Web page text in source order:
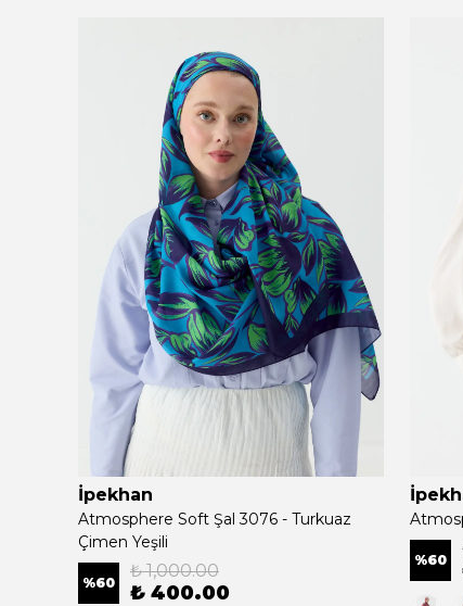
İpekhan
Atmosphere Soft Şal 3076 - Turkuaz
Çimen Yeşili
%60
₺ 1,000.00
₺ 400.00
%60